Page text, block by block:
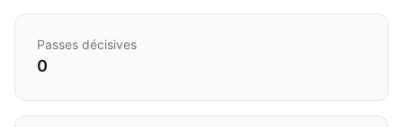
Passes décisives
0